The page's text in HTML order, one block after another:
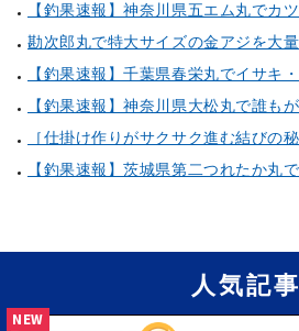
人気記事
NEW